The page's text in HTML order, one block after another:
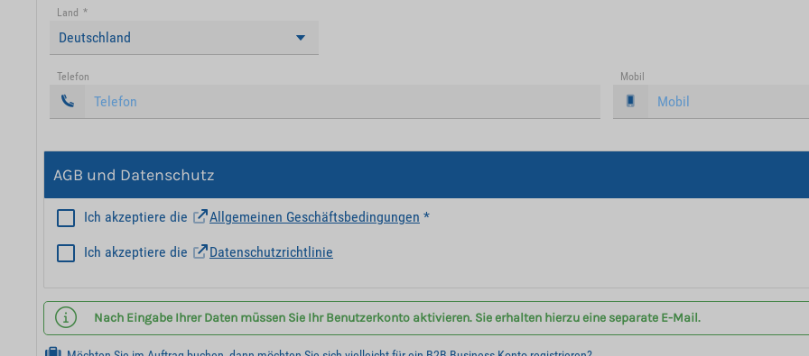
Land *
Deutschland
Telefon Mobil
AGB und Datenschutz
Ich akzeptiere die Allgemeinen Geschäftsbedingungen *
Ich akzeptiere die Datenschutzrichtlinie
Nach Eingabe Ihrer Daten müssen Sie Ihr Benutzerkonto aktivieren. Sie erhalten hierzu eine separate E-Mail.